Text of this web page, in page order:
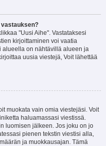
vastauksen?
"Uusi Aihe". Vastataksesi
kirjoittaminen voi vaatia
alueella on nähtävillä alueen ja
uusia viestejä, Voit lähettää
muokata vain omia viestejäsi. Voit
haluamassasi viestissä.
luomisen jälkeen. Jos joku on jo
pienen tekstin viestisi alla,
ja muokkausajan. Tämä